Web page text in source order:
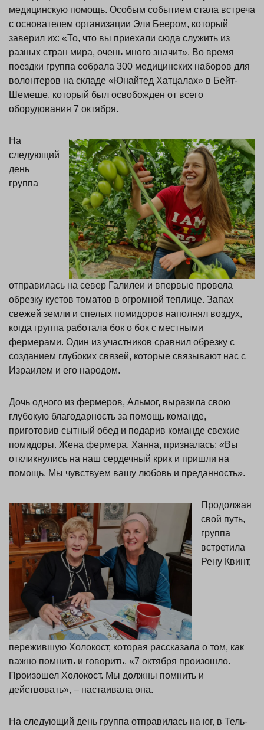
медицинскую помощь. Особым событием стала встреча
с основателем организации Эли Беером, который
заверил их: «То, что вы приехали сюда служить из
разных стран мира, очень много значит». Во время
поездки группа собрала 300 медицинских наборов для
волонтеров на складе «Юнайтед Хатцалах» в Бейт-
Шемеше, который был освобожден от всего
оборудования 7 октября.
На
следующий
день
группа
отправилась на север Галилеи и впервые провела
обрезку кустов томатов в огромной теплице. Запах
свежей земли и спелых помидоров наполнял воздух,
когда группа работала бок о бок с местными
фермерами. Один из участников сравнил обрезку с
созданием глубоких связей, которые связывают нас с
Израилем и его народом.
Дочь одного из фермеров, Альмог, выразила свою
глубокую благодарность за помощь команде,
приготовив сытный обед и подарив команде свежие
помидоры. Жена фермера, Ханна, призналась: «Вы
откликнулись на наш сердечный крик и пришли на
помощь. Мы чувствуем вашу любовь и преданность».
Продолжая
свой путь,
группа
встретила
Рену Квинт,
пережившую Холокост, которая рассказала о том, как
важно помнить и говорить. «7 октября произошло.
Произошел Холокост. Мы должны помнить и
действовать», – настаивала она.
На следующий день группа отправилась на юг, в Тель-